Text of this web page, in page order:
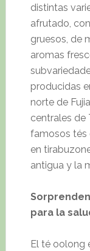
distintas
afrutado,
gruesos, de
aromas
producidas
norte de
centrales de
famosos tés
en
antigua y la
para la
El té oolong